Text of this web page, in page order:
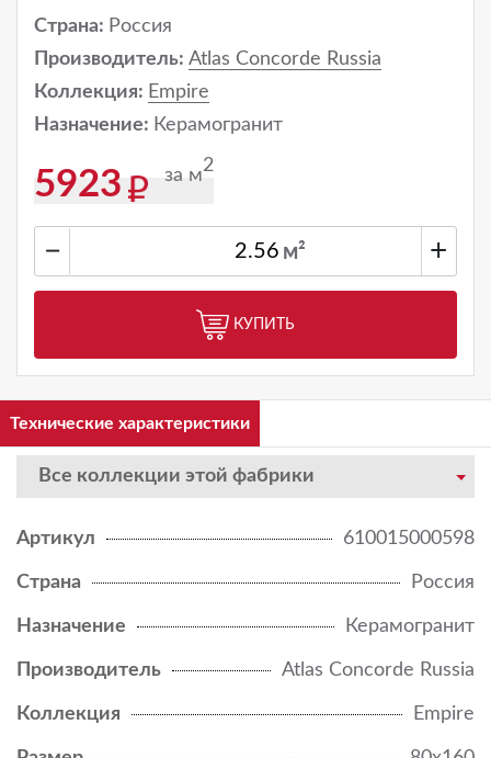
Страна: Россия
Производитель: Atlas Concorde Russia
Коллекция: Empire
Назначение: Керамогранит
5923 за м2
− м² +
КУПИТЬ
Технические характеристики
Все коллекции этой фабрики
Артикул 610015000598
Страна Россия
Назначение Керамогранит
Производитель Atlas Concorde Russia
Коллекция Empire